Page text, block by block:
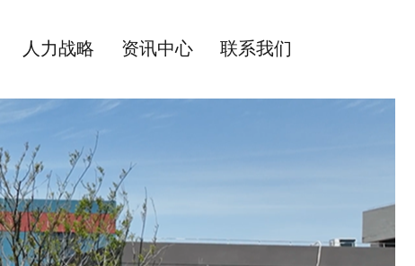
人力战略 资讯中心 联系我们